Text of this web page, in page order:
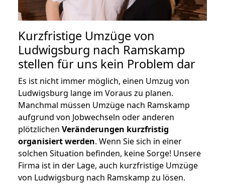
Kurzfristige Umzüge von
Ludwigsburg nach Ramskamp
stellen für uns kein Problem dar
Es ist nicht immer möglich, einen Umzug von
Ludwigsburg lange im Voraus zu planen.
Manchmal müssen Umzüge nach Ramskamp
aufgrund von Jobwechseln oder anderen
plötzlichen Veränderungen kurzfristig
organisiert werden. Wenn Sie sich in einer
solchen Situation befinden, keine Sorge! Unsere
Firma ist in der Lage, auch kurzfristige Umzüge
von Ludwigsburg nach Ramskamp zu lösen.